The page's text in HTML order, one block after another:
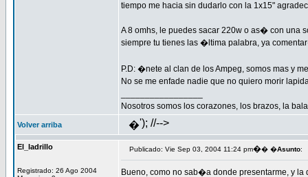
tiempo me hacia sin dudarlo con la 1x15"
A 8 omhs, le puedes sacar 220w o as� con una
siempre tu tienes las �ltima palabra, ya
P.D: �nete al clan de los Ampeg, somos mas y
No se me enfade nadie que no quiero morir
Nosotros somos los corazones, los brazos, la
Volver arriba �'); //-->
El_ladrillo
Registrado: 26 Ago 2004
Publicado: Vie Sep 03, 2004 11:24 pm�� �Asunto:
Bueno, como no sab�a donde presentarme, y